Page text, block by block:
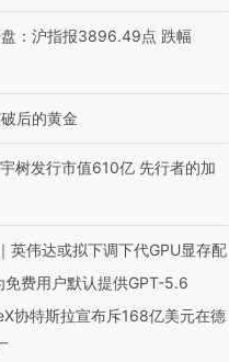
毒品
育部
：沪指报3896.49点 跌幅
后的黄金
树发行市值610亿 先行者的加
英伟达或拟下调下代GPU显存配
费用户默认提供GPT-5.6
协特斯拉宣布斥168亿美元在德